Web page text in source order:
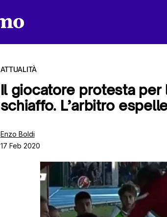
ATTUALITÀ
Il giocatore protesta per
schiaffo. L’arbitro
Enzo Boldi
17 Feb 2020